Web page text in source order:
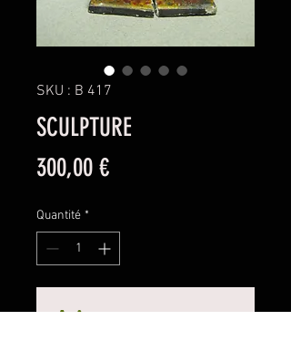
SKU : B 417
SCULPTURE
300,00 €Prix
Quantité *
Ajouter au